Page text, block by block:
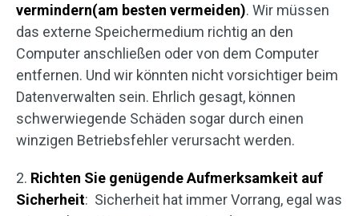
vermindern(am besten vermeiden). Wir müssen
das externe Speichermedium richtig an den
Computer anschließen oder von dem Computer
entfernen. Und wir könnten nicht vorsichtiger beim
Datenverwalten sein. Ehrlich gesagt, können
schwerwiegende Schäden sogar durch einen
winzigen Betriebsfehler verursacht werden.
2. Richten Sie genügende Aufmerksamkeit auf
Sicherheit: Sicherheit hat immer Vorrang, egal was